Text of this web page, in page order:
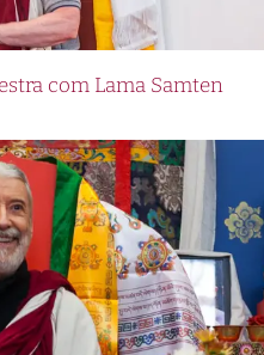
com Lama Samten